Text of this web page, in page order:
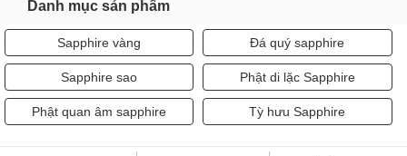
Danh mục sản phẩm
Sapphire vàng Đá quý sapphire
Sapphire sao Phật di lặc Sapphire
Phật quan âm sapphire Tỳ hưu Sapphire